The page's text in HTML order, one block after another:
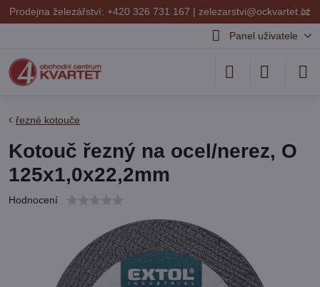
✕
Prodejna železářství: +420 326 731 167 | zelezarstvi@ockvartet.cz
Panel uživatele
řezné kotouče
Kotouč řezný na ocel/nerez, O
125x1,0x22,2mm
Hodnocení